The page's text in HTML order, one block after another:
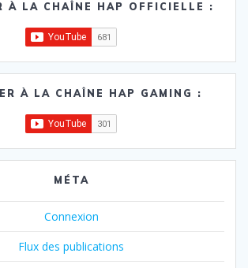
À LA CHAÎNE HAP OFFICIELLE :
À LA CHAÎNE HAP GAMING :
MÉTA
Connexion
Flux des publications